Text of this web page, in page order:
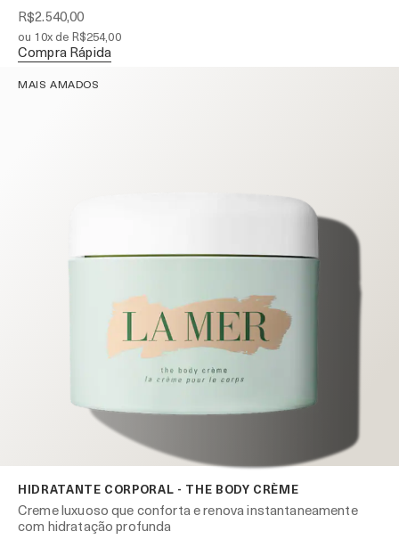
R$2.540,00
ou 10x de R$254,00
Compra Rápida
MAIS AMADOS
HIDRATANTE CORPORAL - THE BODY CRÈME
Creme luxuoso que conforta e renova instantaneamente
com hidratação profunda